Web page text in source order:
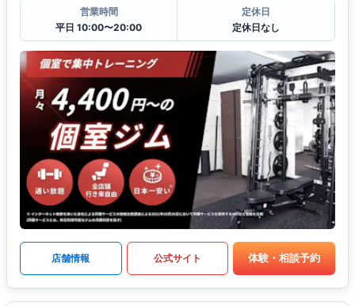
営業時間
平日 10:00〜20:00
定休日
定休日なし
店舗情報 公式サイト 体験・相談予約